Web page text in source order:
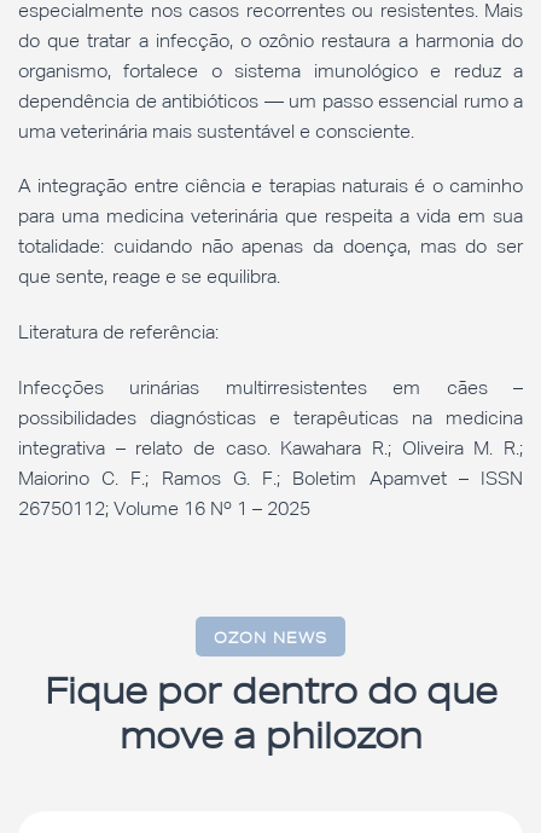
especialmente nos casos recorrentes ou resistentes. Mais
do que tratar a infecção, o ozônio restaura a harmonia do
organismo, fortalece o sistema imunológico e reduz a
dependência de antibióticos — um passo essencial rumo a
uma veterinária mais sustentável e consciente.
A integração entre ciência e terapias naturais é o caminho
para uma medicina veterinária que respeita a vida em sua
totalidade: cuidando não apenas da doença, mas do ser
que sente, reage e se equilibra.
Literatura de referência:
Infecções urinárias multirresistentes em cães –
possibilidades diagnósticas e terapêuticas na medicina
integrativa – relato de caso. Kawahara R.; Oliveira M. R.;
Maiorino C. F.; Ramos G. F.; Boletim Apamvet – ISSN
26750112; Volume 16 Nº 1 – 2025
OZON NEWS
Fique por dentro do que
move a philozon